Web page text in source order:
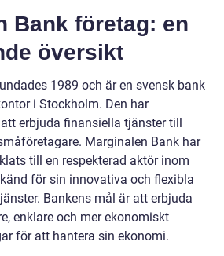
Bank företag: en
översikt
1989 och är en svensk bank
i Stockholm. Den har
erbjuda finansiella tjänster till
Marginalen Bank har
till en respekterad aktör inom
för sin innovativa och flexibla
Bankens mål är att erbjuda
enklare och mer ekonomiskt
för att hantera sin ekonomi.